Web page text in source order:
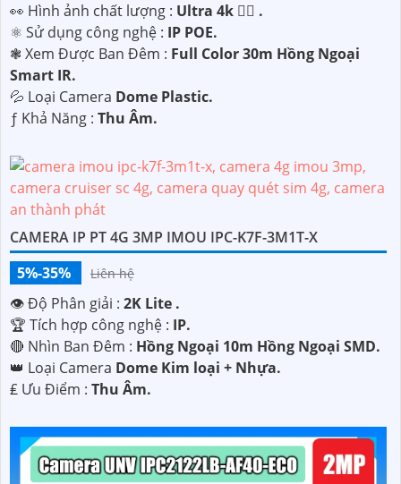
️👀 Hình ảnh chất lượng : Ultra 4k 👍🏾 .
⚛️ Sử dụng công nghệ : IP POE.
❃ Xem Được Ban Đêm : Full Color 30m Hồng Ngoại
Smart IR.
💦 Loại Camera Dome Plastic.
️ƒ Khả Năng : Thu Âm.
CAMERA IP PT 4G 3MP IMOU IPC-K7F-3M1T-X
5%-35%
Liên hệ
👁 Độ Phân giải : 2K Lite .
🏆 Tích hợp công nghệ : IP.
🔴 Nhìn Ban Đêm : Hồng Ngoại 10m Hồng Ngoại SMD.
👑 Loại Camera Dome Kim loại + Nhựa.
️₤ Ưu Điểm : Thu Âm.